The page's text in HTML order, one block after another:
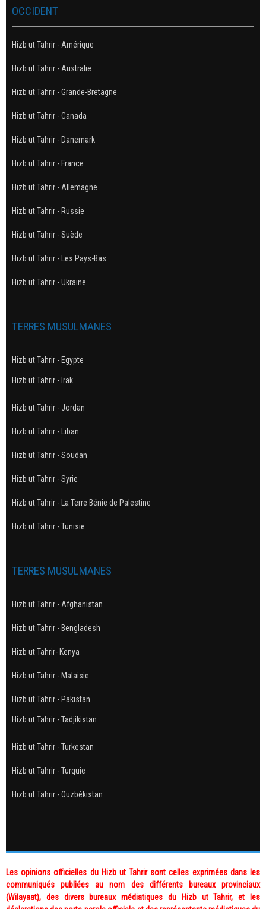
OCCIDENT
Hizb ut Tahrir - Amérique
Hizb ut Tahrir - Australie
Hizb ut Tahrir - Grande-Bretagne
Hizb ut Tahrir - Canada
Hizb ut Tahrir - Danemark
Hizb ut Tahrir - France
Hizb ut Tahrir - Allemagne
Hizb ut Tahrir - Russie
Hizb ut Tahrir - Suède
Hizb ut Tahrir - Les Pays-Bas
Hizb ut Tahrir - Ukraine
TERRES MUSULMANES
Hizb ut Tahrir - Egypte
Hizb ut Tahrir - Irak
Hizb ut Tahrir - Jordan
Hizb ut Tahrir - Liban
Hizb ut Tahrir - Soudan
Hizb ut Tahrir - Syrie
Hizb ut Tahrir - La Terre Bénie de Palestine
Hizb ut Tahrir - Tunisie
TERRES MUSULMANES
Hizb ut Tahrir - Afghanistan
Hizb ut Tahrir - Bengladesh
Hizb ut Tahrir- Kenya
Hizb ut Tahrir - Malaisie
Hizb ut Tahrir - Pakistan
Hizb ut Tahrir - Tadjikistan
Hizb ut Tahrir - Turkestan
Hizb ut Tahrir - Turquie
Hizb ut Tahrir - Ouzbékistan
Les opinions officielles du Hizb ut Tahrir sont celles exprimées dans les
communiqués publiées au nom des différents bureaux provinciaux
(Wilayaat), des divers bureaux médiatiques du Hizb ut Tahrir, et les